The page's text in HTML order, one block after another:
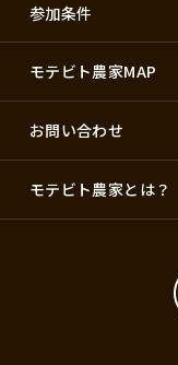
参加条件
モテビト農家MAP
お問い合わせ
モテビト農家とは？